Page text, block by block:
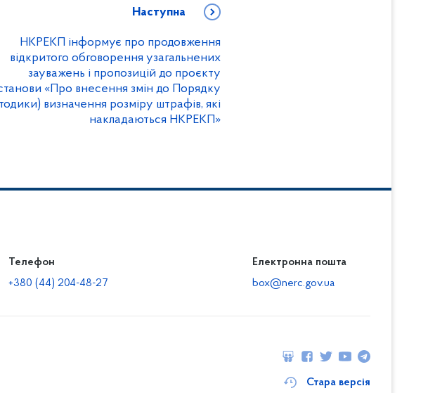
Наступна
НКРЕКП інформує про продовження
відкритого обговорення узагальнених
зауважень і пропозицій до проєкту
«Про внесення змін до Порядку
визначення розміру штрафів, які
накладаються НКРЕКП»
Телефон
+380 (44) 204-48-27
Електронна пошта
box@nerc.gov.ua
Стара версія